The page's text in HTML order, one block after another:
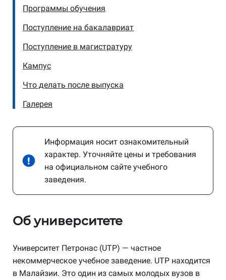
Программы обучения
Поступление на бакалавриат
Поступление в магистратуру
Кампус
Что делать после выпуска
Галерея
Информация носит ознакомительный
характер. Уточняйте цены и требования
на официальном сайте учебного
заведения.
Об университете
Университет Петронас (UTP) — частное
некоммерческое учебное заведение. UTP находится
в Малайзии. Это один из самых молодых вузов в